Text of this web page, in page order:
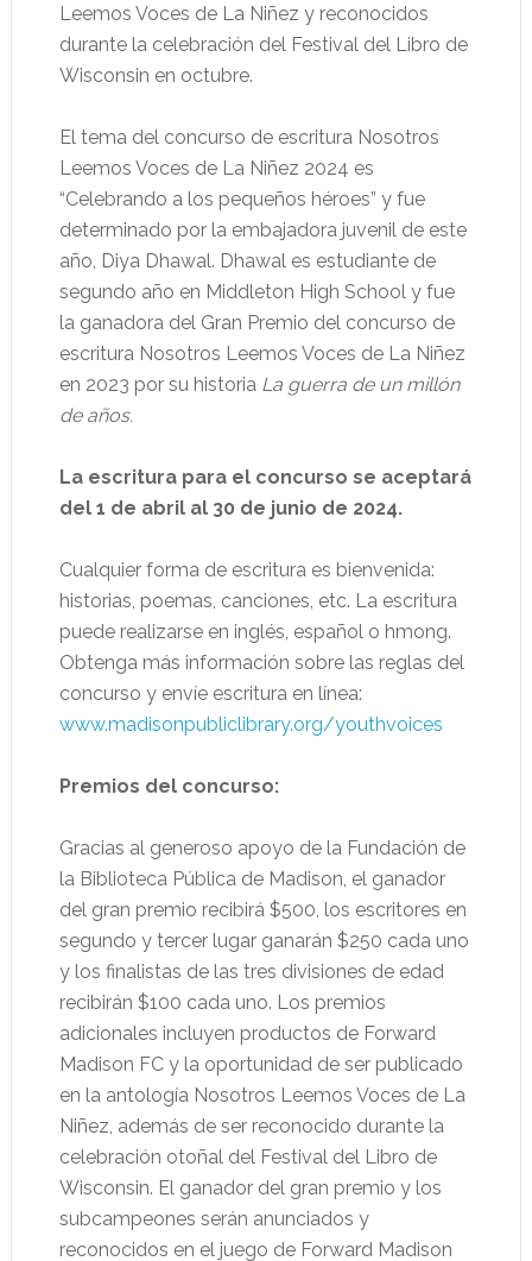
Leemos Voces de La Niñez y reconocidos
durante la celebración del Festival del Libro de
Wisconsin en octubre.
El tema del concurso de escritura Nosotros
Leemos Voces de La Niñez 2024 es
“Celebrando a los pequeños héroes” y fue
determinado por la embajadora juvenil de este
año, Diya Dhawal. Dhawal es estudiante de
segundo año en Middleton High School y fue
la ganadora del Gran Premio del concurso de
escritura Nosotros Leemos Voces de La Niñez
en 2023 por su historia La guerra de un millón
de años.
La escritura para el concurso se aceptará
del 1 de abril al 30 de junio de 2024.
Cualquier forma de escritura es bienvenida:
historias, poemas, canciones, etc. La escritura
puede realizarse en inglés, español o hmong.
Obtenga más información sobre las reglas del
concurso y envíe escritura en línea:
www.madisonpubliclibrary.org/youthvoices
Premios del concurso:
Gracias al generoso apoyo de la Fundación de
la Biblioteca Pública de Madison, el ganador
del gran premio recibirá $500, los escritores en
segundo y tercer lugar ganarán $250 cada uno
y los finalistas de las tres divisiones de edad
recibirán $100 cada uno. Los premios
adicionales incluyen productos de Forward
Madison FC y la oportunidad de ser publicado
en la antología Nosotros Leemos Voces de La
Niñez, además de ser reconocido durante la
celebración otoñal del Festival del Libro de
Wisconsin. El ganador del gran premio y los
subcampeones serán anunciados y
reconocidos en el juego de Forward Madison